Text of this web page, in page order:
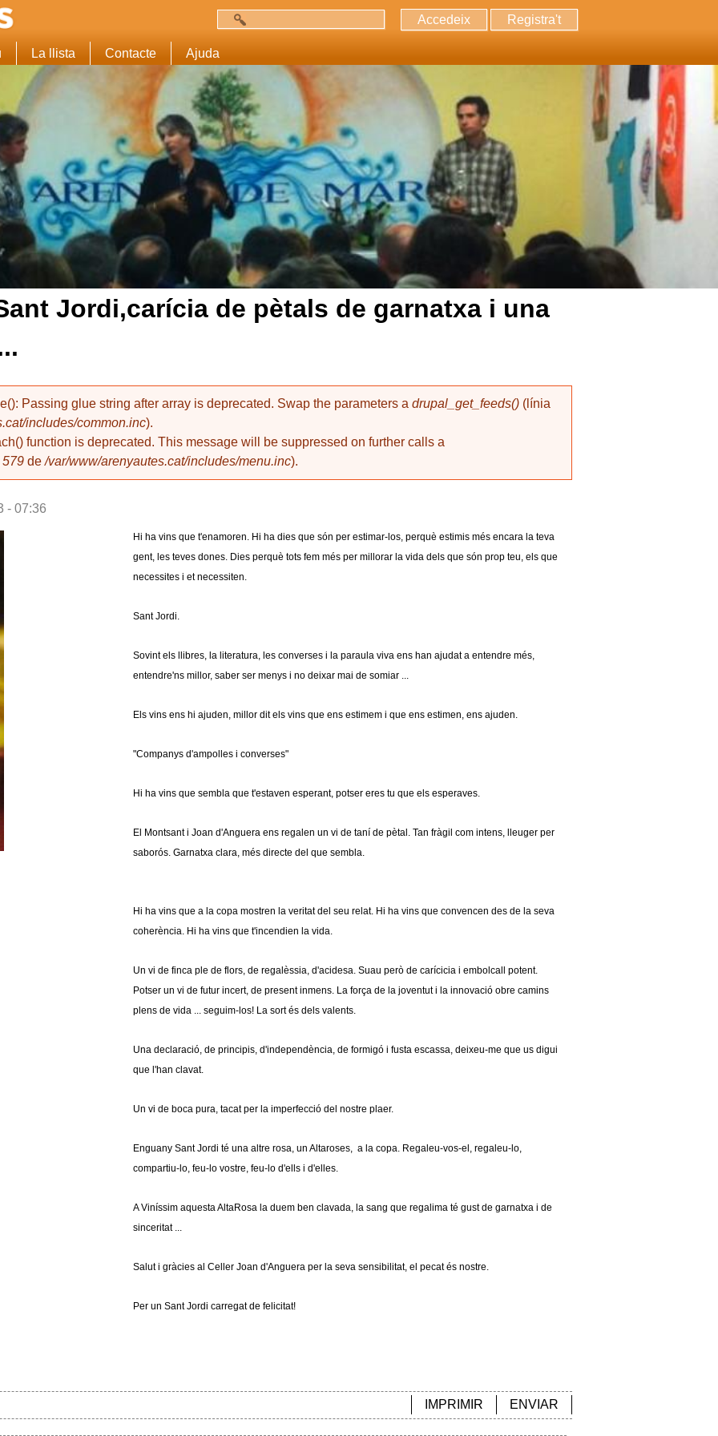
Accedeix Registra't
La llista Contacte Ajuda
Jordi,carícia de pètals de garnatxa i una
Passing glue string after array is deprecated. Swap the parameters a drupal_get_feeds() (línia
includes/common.inc).
function is deprecated. This message will be suppressed on further calls a
579 de/var/www/arenyautes.cat/includes/menu.inc).
- 07:36
Hi ha vins que t'enamoren. Hi ha dies que són per estimar-los, perquè estimis més encara la teva
gent, les teves dones. Dies perquè tots fem més per millorar la vida dels que són prop teu, els que
necessites i et necessiten.
Sant Jordi.
Sovint els llibres, la literatura, les converses i la paraula viva ens han ajudat a entendre més,
entendre'ns millor, saber ser menys i no deixar mai de somiar ...
Els vins ens hi ajuden, millor dit els vins que ens estimem i que ens estimen, ens ajuden.
"Companys d'ampolles i converses"
Hi ha vins que sembla que t'estaven esperant, potser eres tu que els esperaves.
El Montsant i Joan d'Anguera ens regalen un vi de taní de pètal. Tan fràgil com intens, lleuger per
saborós. Garnatxa clara, més directe del que sembla.
Hi ha vins que a la copa mostren la veritat del seu relat. Hi ha vins que convencen des de la seva
coherència. Hi ha vins que t'incendien la vida.
Un vi de finca ple de flors, de regalèssia, d'acidesa. Suau però de carícicia i embolcall potent.
Potser un vi de futur incert, de present inmens. La força de la joventut i la innovació obre camins
plens de vida ... seguim-los! La sort és dels valents.
Una declaració, de principis, d'independència, de formigó i fusta escassa, deixeu-me que us digui
que l'han clavat.
Un vi de boca pura, tacat per la imperfecció del nostre plaer.
Enguany Sant Jordi té una altre rosa, un Altaroses, a la copa. Regaleu-vos-el, regaleu-lo,
compartiu-lo, feu-lo vostre, feu-lo d'ells i d'elles.
A Viníssim aquesta AltaRosa la duem ben clavada, la sang que regalima té gust de garnatxa i de
sinceritat ...
Salut i gràcies al Celler Joan d'Anguera per la seva sensibilitat, el pecat és nostre.
Per un Sant Jordi carregat de felicitat!
ENVIAR
IMPRIMIR